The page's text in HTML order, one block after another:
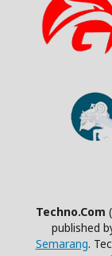
Techno.Com (
published
Semarang.